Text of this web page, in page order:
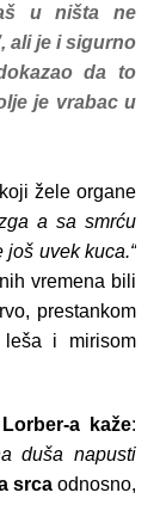
u ništa ne
ali je i sigurno
da to
je vrabac u
žele organe
a sa smrću
još uvek kuca.“
vremena bili
prestankom
leša i mirisom
a kaže:
duša napusti
srca odnosno,